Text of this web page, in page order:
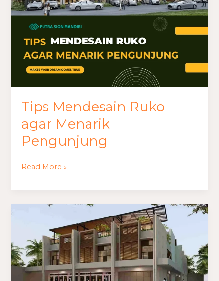
Tips Mendesain Ruko
agar Menarik
Pengunjung
Read More »
Modern
untuk
Pebisnis